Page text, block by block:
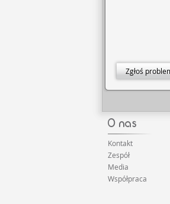
Zgłoś
Kontakt
Zespół
Media
Współpraca